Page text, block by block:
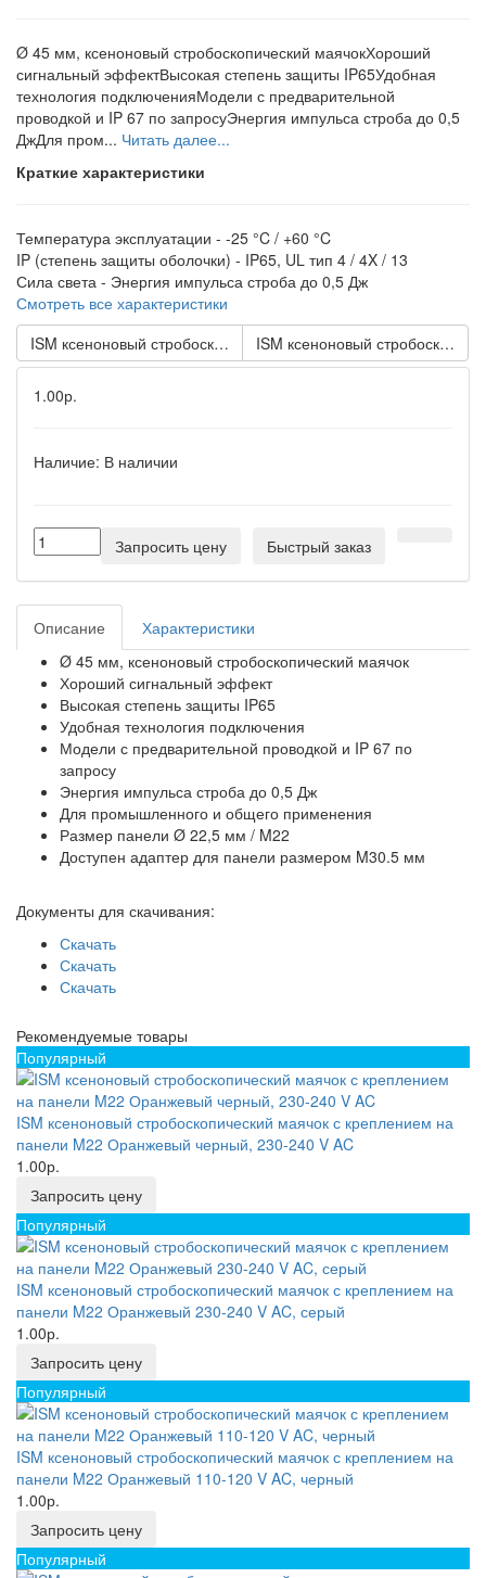
Ø 45 мм, ксеноновый стробоскопический маячокХороший
сигнальный эффектВысокая степень защиты IP65Удобная
технология подключенияМодели с предварительной
проводкой и IP 67 по запросуЭнергия импульса строба до 0,5
ДжДля пром... Читать далее...
Краткие характеристики
Температура эксплуатации - -25 °C / +60 °C
IP (степень защиты оболочки) - IP65, UL тип 4 / 4X / 13
Сила света - Энергия импульса строба до 0,5 Дж
Смотреть все характеристики
ISM ксеноновый стробоскопический маячок с креплением
ISM ксеноновый
1.00р.
Наличие: В наличии
Запросить цену Быстрый заказ
Описание
Характеристики
Ø 45 мм, ксеноновый стробоскопический маячок
Хороший сигнальный эффект
Высокая степень защиты IP65
Удобная технология подключения
Модели с предварительной проводкой и IP 67 по
запросу
Энергия импульса строба до 0,5 Дж
Для промышленного и общего применения
Размер панели Ø 22,5 мм / M22
Доступен адаптер для панели размером M30.5 мм
Документы для скачивания:
Скачать
Скачать
Скачать
Рекомендуемые товары
Популярный
ISM ксеноновый стробоскопический маячок с креплением на
панели M22 Оранжевый черный, 230-240 V AC
1.00р.
Запросить цену
Популярный
ISM ксеноновый стробоскопический маячок с креплением на
панели M22 Оранжевый 230-240 V AC, серый
1.00р.
Запросить цену
Популярный
ISM ксеноновый стробоскопический маячок с креплением на
панели M22 Оранжевый 110-120 V AC, черный
1.00р.
Запросить цену
Популярный